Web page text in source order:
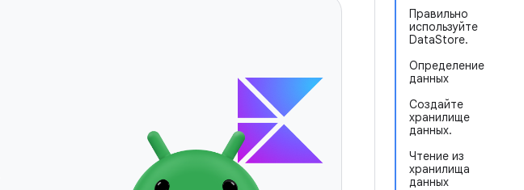
Правильно
используйте
DataStore.
Определение
данных
Создайте
хранилище
данных.
Чтение из
хранилища
данных